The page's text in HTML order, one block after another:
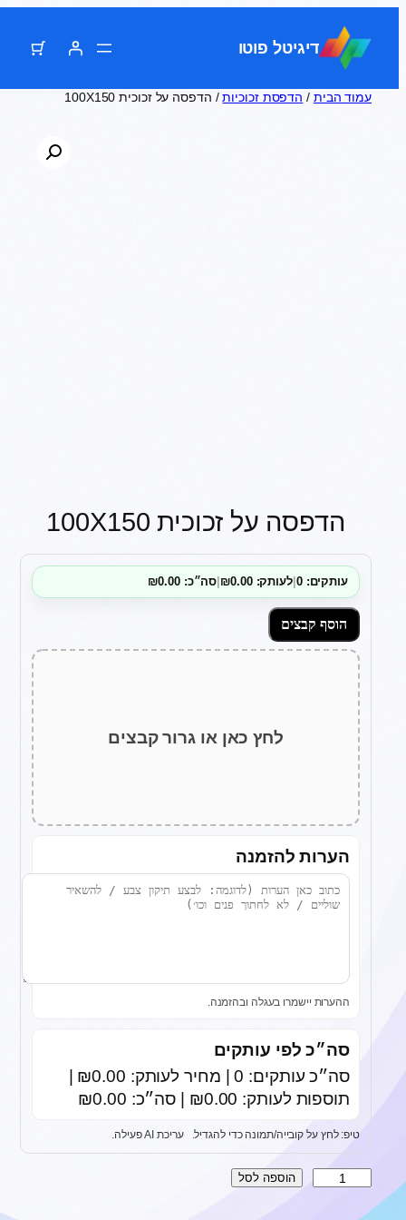
לתוכן
דיגיטל פוטו
עמוד הבית/ הדפסת זכוכיות/ הדפסה על זכוכית 100X150
הדפסה על זכוכית 100X150
מ
עותקים: 0 |לעותק: ₪0.00 |סה״כ: ₪0.00
הוסף קבצים
לחץ כאן או גרור קבצים
הערות להזמנה
ההערות יישמרו בעגלה ובהזמנה.
סה״כ לפי עותקים
סה״כ עותקים: 0 | מחיר לעותק: ₪0.00 |
תוספות לעותק: ₪0.00 | סה״כ: ₪0.00
טיפ: לחץ על קובייה/תמונה כדי להגדיל. עריכת AI פעילה.
הוספה לסל